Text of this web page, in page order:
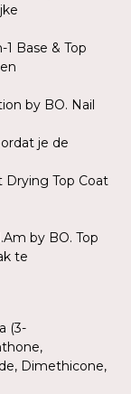
Base & Top
by BO. Nail
je de
Drying Top Coat
by BO. Top
te
(3-
Dimethicone,